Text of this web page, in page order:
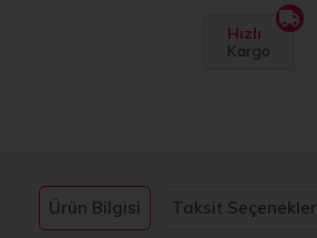
Hızlı
Kargo
Ürün Bilgisi Taksit